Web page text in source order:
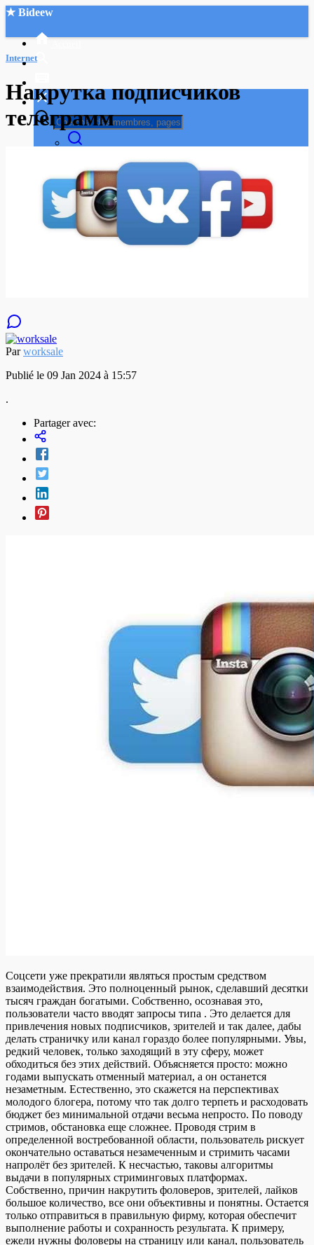
★ Bideew
Mon compte
Connexion
Créer un compte
Mode nuit
Internet
Накрутка подписчиков
телеграмм
Parworksale
Publié le 09 Jan 2024 à 15:57
.
Partager avec:
Соцсети уже прекратили являться простым средством
взаимодействия. Это полноценный рынок, сделавший десятки
тысяч граждан богатыми. Собственно, осознавая это,
пользователи часто вводят запросы типа . Это делается для
привлечения новых подписчиков, зрителей и так далее, дабы
делать страничку или канал гораздо более популярными. Увы,
редкий человек, только заходящий в эту сферу, может
обходиться без этих действий. Объясняется просто: можно
годами выпускать отменный материал, а он останется
незаметным. Естественно, это скажется на перспективах
молодого блогера, потому что так долго терпеть и расходовать
бюджет без минимальной отдачи весьма непросто. По поводу
стримов, обстановка еще сложнее. Проводя стрим в
определенной востребованной области, пользователь рискует
окончательно оставаться незамеченным и стримить часами
напролёт без зрителей. К несчастью, таковы алгоритмы
выдачи в популярных стриминговых платформах.
Собственно, причин накрутить фоловеров, зрителей, лайков
большое количество, все они объективны и понятны. Остается
только отправиться в правильную фирму, которая обеспечит
выполнение работы и сохранность результата. К примеру,
ежели нужны фоловеры на страницу или канал, пользователь